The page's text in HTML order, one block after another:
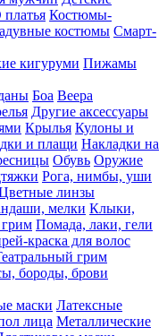
платья Костюмы-
костюмы Смарт-
кигуруми Пижамы
Боа Веера
Другие аксессуары
Крылья Кулоны и
и плащи Накладки на
Обувь Оружие
Рога, нимбы, уши
линзы
мелки Клыки,
Помада, лаки, гели
краска для волос
грим
бороды, брови
маски Латексные
лица Металлические